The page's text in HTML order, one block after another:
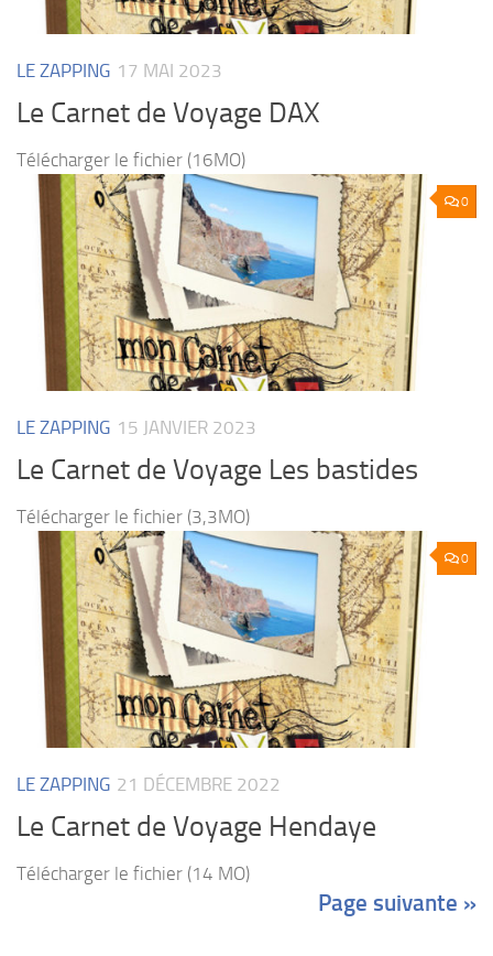
LE ZAPPING 17 MAI 2023
Le Carnet de Voyage DAX
Télécharger le fichier (16MO)
0
LE ZAPPING 15 JANVIER 2023
Le Carnet de Voyage Les bastides
Télécharger le fichier (3,3MO)
0
LE ZAPPING 21 DÉCEMBRE 2022
Le Carnet de Voyage Hendaye
Télécharger le fichier (14 MO)
Page suivante »